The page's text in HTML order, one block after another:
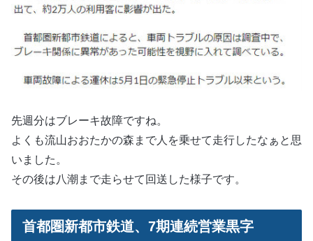
先週分はブレーキ故障ですね。
よくも流山おおたかの森まで人を乗せて走行したなぁと思
いました。
その後は八潮まで走らせて回送した様子です。
首都圏新都市鉄道、7期連続営業黒字